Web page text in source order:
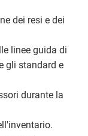
dei resi e dei
linee guida di
gli standard e
durante la